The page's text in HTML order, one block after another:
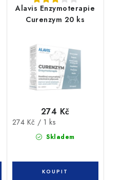
Alavis Enzymoterapie
Curenzym 20 ks
Skladem
274 Kč
Měrná
274 Kč / 1 ks